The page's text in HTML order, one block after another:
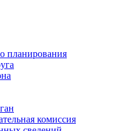
планирования
комиссия